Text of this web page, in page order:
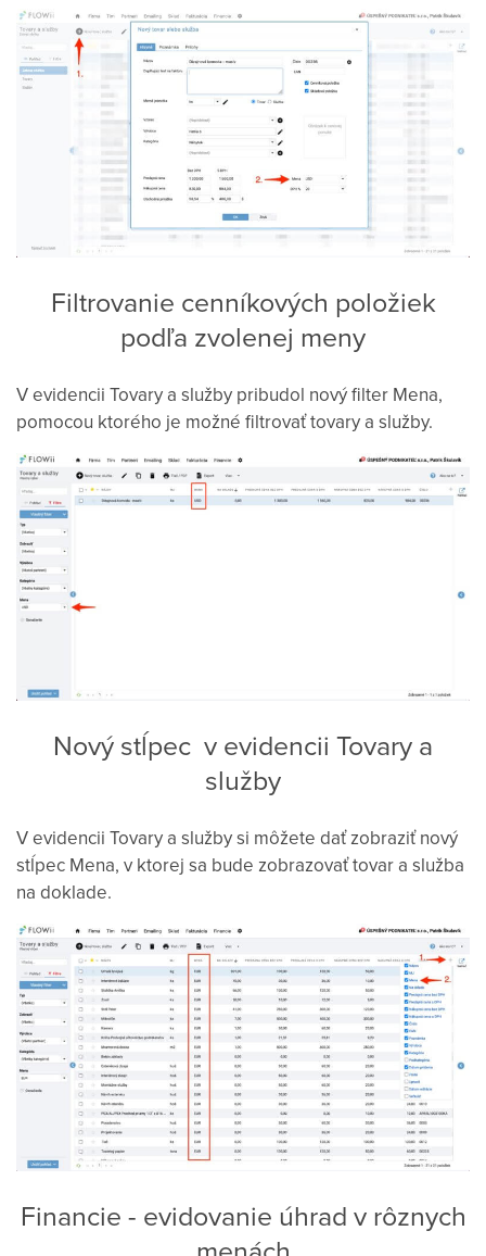
Filtrovanie cenníkových položiek
podľa zvolenej meny
V evidencii Tovary a služby pribudol nový filter Mena,
pomocou ktorého je možné filtrovať tovary a služby.
Nový stĺpec v evidencii Tovary a
služby
V evidencii Tovary a služby si môžete dať zobraziť nový
stĺpec Mena, v ktorej sa bude zobrazovať tovar a služba
na doklade.
Financie - evidovanie úhrad v rôznych